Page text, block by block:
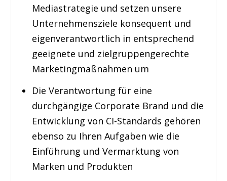
Mediastrategie und setzen unsere
Unternehmensziele konsequent und
eigenverantwortlich in entsprechend
geeignete und zielgruppengerechte
Marketingmaßnahmen um
Die Verantwortung für eine
durchgängige Corporate Brand und die
Entwicklung von CI-Standards gehören
ebenso zu Ihren Aufgaben wie die
Einführung und Vermarktung von
Marken und Produkten